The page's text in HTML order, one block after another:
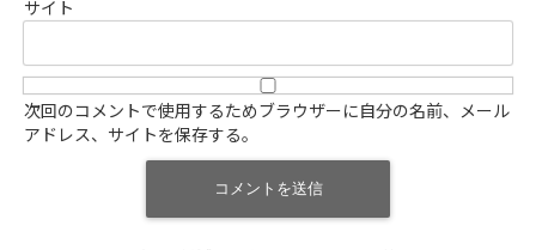
サイト
次回のコメントで使用するためブラウザーに自分の名前、メール
アドレス、サイトを保存する。